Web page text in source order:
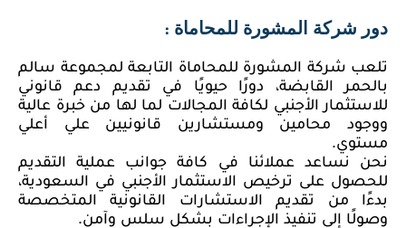
دور شركة المشورة للمحاماة :
تلعب شركة المشورة للمحاماة التابعة لمجموعة سالم
بالحمر القابضة، دورًا حيويًا في تقديم دعم قانوني
للاستثمار الأجنبي لكافة المجالات لما لها من خبرة عالية
ووجود محامين ومستشارين قانونيين علي أعلي
مستوي.
نحن نساعد عملائنا في كافة جوانب عملية التقديم
للحصول على ترخيص الاستثمار الأجنبي في السعودية،
بدءًا من تقديم الاستشارات القانونية المتخصصة
وصولًا إلى تنفيذ الإجراءات بشكل سلس وآمن.